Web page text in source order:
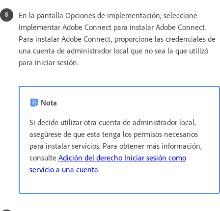
En la pantalla Opciones de implementación, seleccione
Implementar Adobe Connect para instalar Adobe Connect.
Para instalar Adobe Connect, proporcione las credenciales de
una cuenta de administrador local que no sea la que utilizó
para iniciar sesión.
Nota
Si decide utilizar otra cuenta de administrador local,
asegúrese de que esta tenga los permisos necesarios
para instalar servicios. Para obtener más información,
consulte Adición del derecho Iniciar sesión como
servicio a una cuenta.